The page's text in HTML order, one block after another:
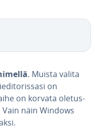
. Muista valita
on
on korvata ole­tus­
Vain näin Windows